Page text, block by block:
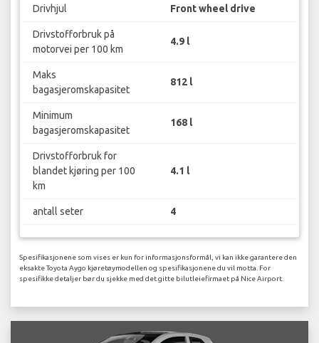
Drivhjul Front wheel drive
Drivstofforbruk på
motorvei per 100 km
4.9 l
Maks
bagasjeromskapasitet
812 l
Minimum
bagasjeromskapasitet
168 l
Drivstofforbruk for
blandet kjøring per 100
km
4.1 l
antall seter 4
Spesifikasjonene som vises er kun for informasjonsformål, vi kan ikke garantere den
eksakte Toyota Aygo kjøretøymodellen og spesifikasjonene du vil motta. For
spesifikke detaljer bør du sjekke med det gitte bilutleiefirmaet på Nice Airport.